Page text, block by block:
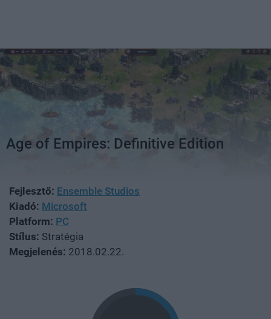
Age of Empires: Definitive Edition
Fejlesztő: Ensemble Studios
Kiadó: Microsoft
Platform: PC
Stílus: Stratégia
Megjelenés: 2018.02.22.